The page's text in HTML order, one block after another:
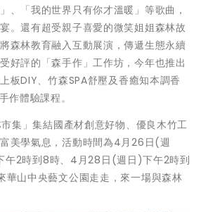
、「我的世界只有你才溫暖」等歌曲，
。還有超受親子喜愛的微笑姐姐森林故
森林教育融入互動展演，傳遞生態永續
好評的「森手作」工作坊，今年也推出
板DIY、竹森SPA舒壓及香癒知本調香
作體驗課程。
集」集結國產材創意好物、優良木竹工
美學氣息，活動時間為4月26日(週
2時到8時、4月28日(週日)下午2時到
華山中央藝文公園走走，來一場與森林